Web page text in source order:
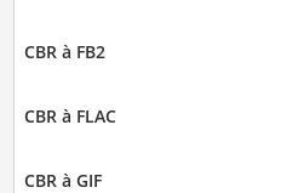
CBR à FB2
CBR à FLAC
CBR à GIF